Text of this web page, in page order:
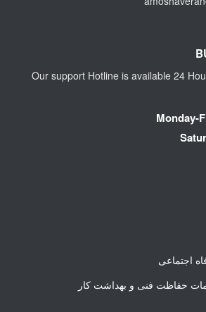
Our support Hotline is available 24
Monday-
اجتماعی
حفاظت فنی و بهداشت کار